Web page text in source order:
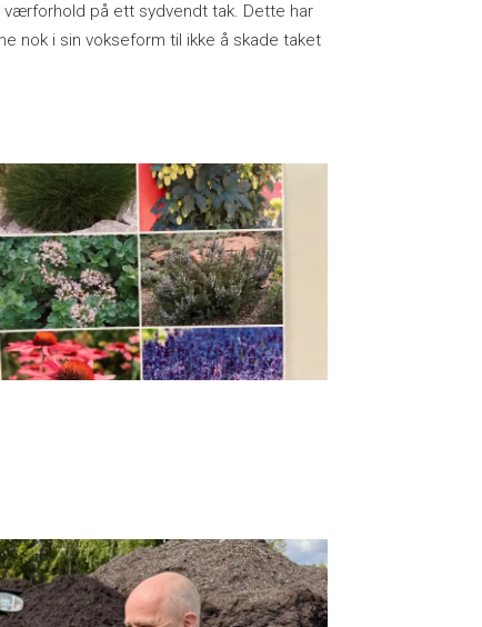
på ett sydvendt tak. Dette har
nok i sin vokseform til ikke å skade taket